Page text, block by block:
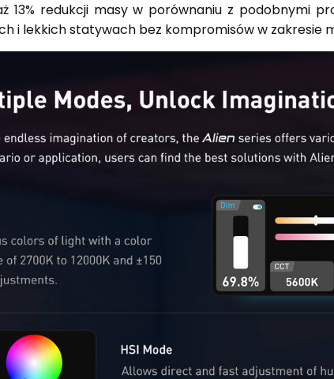
13% redukcji masy w porównaniu z podobnymi
i lekkich statywach bez kompromisów w zakresie